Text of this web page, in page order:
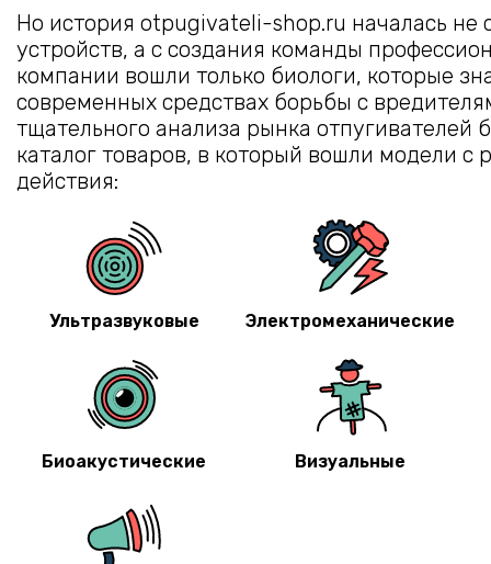
Но история otpugivateli-shop.ru началась не
устройств, а с создания команды
компании вошли только биологи, которые
современных средствах борьбы с
тщательного анализа рынка отпугивателей
каталог товаров, в который вошли модели
действия:
Ультразвуковые Электромеханические
Биоакустические Визуальные